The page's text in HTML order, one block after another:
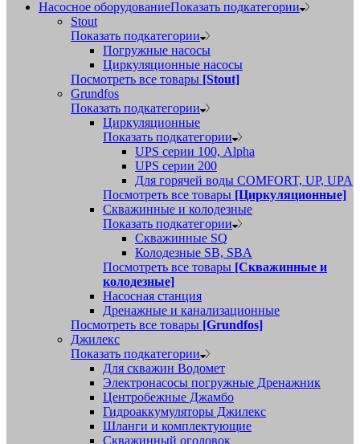
Насосное оборудованиеПоказать подкатегории
Stout
Показать подкатегории
Погружные насосы
Циркуляционные насосы
Посмотреть все товары [Stout]
Grundfos
Показать подкатегории
Циркуляционные
Показать подкатегории
UPS серии 100, Alpha
UPS серии 200
Для горячей воды COMFORT, UP, UPA
Посмотреть все товары [Циркуляционные]
Скважинные и колодезные
Показать подкатегории
Скважинные SQ
Колодезные SB, SBA
Посмотреть все товары [Скважинные и
колодезные]
Насосная станция
Дренажные и канализационные
Посмотреть все товары [Grundfos]
Джилекс
Показать подкатегории
Для скважин Водомет
Электронасосы погружные Дренажник
Центробежные Джамбо
Гидроаккумуляторы Джилекс
Шланги и комплектующие
Скважинный оголовок